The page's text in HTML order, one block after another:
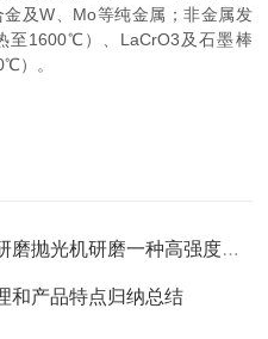
及W、Mo等纯金属；非金属发
至1600℃）、LaCrO3及石墨棒
）。
研磨一种高强度高温合金的透射试样
和产品特点归纳总结